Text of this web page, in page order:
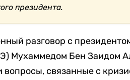
президента.
разговор с
Мухаммедом Бен Заидом
вопросы, связанные с